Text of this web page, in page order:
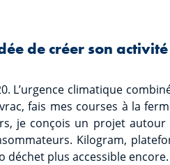
de créer son activité
L’urgence climatique
fais mes courses à la
je conçois un projet
Kilogram,
déchet plus accessible encore.